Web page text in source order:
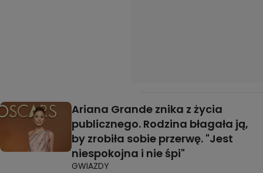
Ariana Grande znika z życia
publicznego. Rodzina błagała ją,
by zrobiła sobie przerwę. "Jest
niespokojna i nie śpi"
GWIAZDY